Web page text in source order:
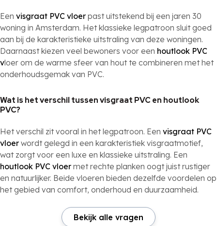
Een visgraat PVC vloer past uitstekend bij een jaren 30
woning in Amsterdam. Het klassieke legpatroon sluit goed
aan bij de karakteristieke uitstraling van deze woningen.
Daarnaast kiezen veel bewoners voor een houtlook PVC
vloer om de warme sfeer van hout te combineren met het
onderhoudsgemak van PVC.
Wat is het verschil tussen visgraat PVC en houtlook
PVC?
Het verschil zit vooral in het legpatroon. Een visgraat PVC
vloer wordt gelegd in een karakteristiek visgraatmotief,
wat zorgt voor een luxe en klassieke uitstraling. Een
houtlook PVC vloer met rechte planken oogt juist rustiger
en natuurlijker. Beide vloeren bieden dezelfde voordelen op
het gebied van comfort, onderhoud en duurzaamheid.
Bekijk alle vragen